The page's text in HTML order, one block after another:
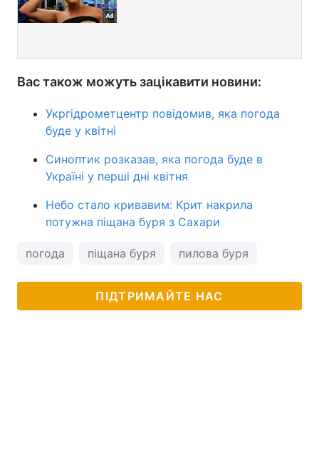
Вас також можуть зацікавити новини:
Укргідрометцентр повідомив, яка погода
буде у квітні
Синоптик розказав, яка погода буде в
Україні у перші дні квітня
Небо стало кривавим: Крит накрила
потужна піщана буря з Сахари
погода піщана буря пилова буря
ПІДТРИМАЙТЕ НАС